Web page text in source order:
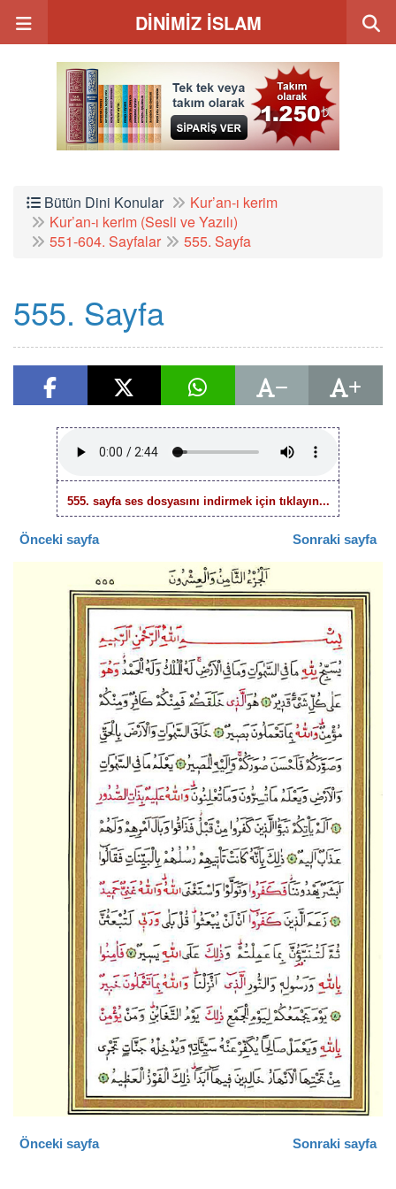
DİNİMİZ İSLAM
Bütün Dini Konular
Kur’an-ı kerim
Kur’an-ı kerim (Sesli ve Yazılı)
551-604. Sayfalar
555. Sayfa
555. Sayfa
555. sayfa ses dosyasını indirmek için tıklayın...
Önceki sayfa Sonraki sayfa
Önceki sayfa Sonraki sayfa